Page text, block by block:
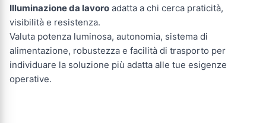
Illuminazione da lavoro adatta a chi cerca praticità,
visibilità e resistenza.
Valuta potenza luminosa, autonomia, sistema di
alimentazione, robustezza e facilità di trasporto per
individuare la soluzione più adatta alle tue esigenze
operative.